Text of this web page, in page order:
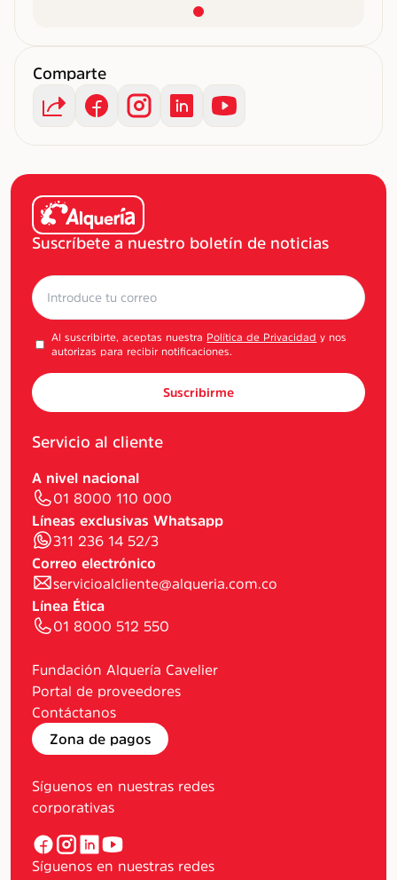
Comparte
Suscríbete a nuestro boletín de noticias
Al suscribirte, aceptas nuestra Política de Privacidad y nos
autorizas para recibir notificaciones.
Suscribirme
Servicio al cliente
A nivel nacional
01 8000 110 000
Líneas exclusivas Whatsapp
311 236 14 52/3
Correo electrónico
servicioalcliente@alqueria.com.co
Línea Ética
01 8000 512 550
Fundación Alquería Cavelier
Portal de proveedores
Contáctanos
Zona de pagos
Síguenos en nuestras redes
corporativas
Síguenos en nuestras redes